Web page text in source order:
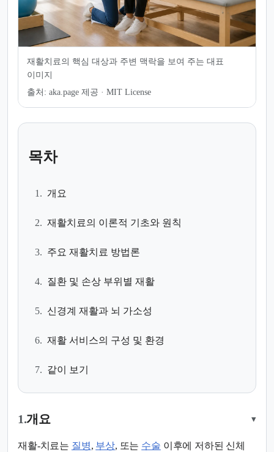
재활치료의 핵심 대상과 주변 맥락을 보여 주는 대표
이미지
출처: aka.page 제공 · MIT License
목차
1. 개요
2. 재활치료의 이론적 기초와 원칙
3. 주요 재활치료 방법론
4. 질환 및 손상 부위별 재활
5. 신경계 재활과 뇌 가소성
6. 재활 서비스의 구성 및 환경
7. 같이 보기
1.개요 ▾
재활-치료는 질병, 부상, 또는 수술 이후에 저하된 신체